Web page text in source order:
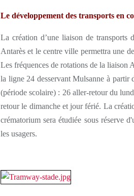
Le développement des transports en
La création d’une liaison de
Antarès et le centre ville permettra une
Les fréquences de rotations de la liaison
la ligne 24 desservant Mulsanne à partir
(période scolaire) : 26 aller-retour du
retour le dimanche et jour férié. La
crématorium sera étudiée sous réserve
les usagers.